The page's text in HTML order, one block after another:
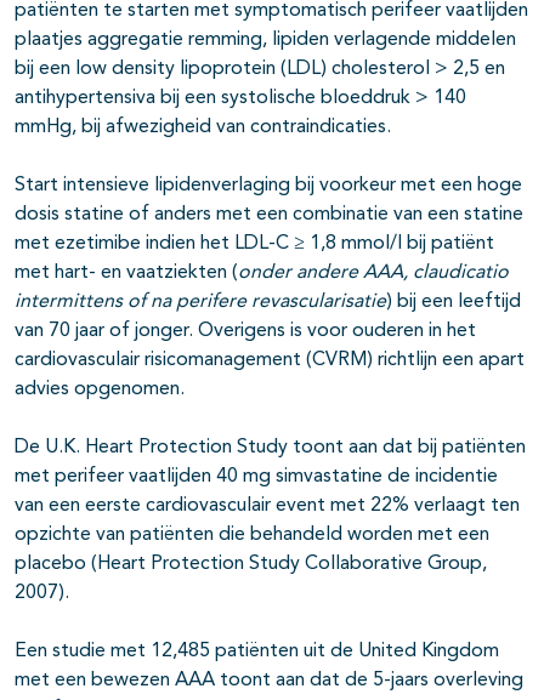
patiënten te starten met symptomatisch perifeer vaatlijden
plaatjes aggregatie remming, lipiden verlagende middelen
bij een low density lipoprotein (LDL) cholesterol > 2,5 en
antihypertensiva bij een systolische bloeddruk > 140
mmHg, bij afwezigheid van contraindicaties.
Start intensieve lipidenverlaging bij voorkeur met een hoge
dosis statine of anders met een combinatie van een statine
met ezetimibe indien het LDL-C ≥ 1,8 mmol/l bij patiënt
met hart- en vaatziekten (onder andere AAA, claudicatio
intermittens of na perifere revascularisatie) bij een leeftijd
van 70 jaar of jonger. Overigens is voor ouderen in het
cardiovasculair risicomanagement (CVRM) richtlijn een apart
advies opgenomen.
De U.K. Heart Protection Study toont aan dat bij patiënten
met perifeer vaatlijden 40 mg simvastatine de incidentie
van een eerste cardiovasculair event met 22% verlaagt ten
opzichte van patiënten die behandeld worden met een
placebo (Heart Protection Study Collaborative Group,
2007).
Een studie met 12,485 patiënten uit de United Kingdom
met een bewezen AAA toont aan dat de 5-jaars overleving